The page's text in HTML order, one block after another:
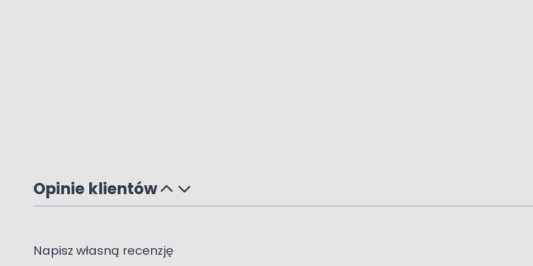
Opinie klientów
Napisz własną recenzję